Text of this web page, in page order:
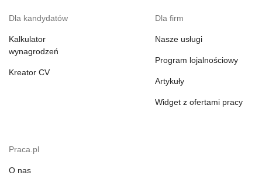
Dla kandydatów
Kalkulator
wynagrodzeń
Kreator CV
Dla firm
Nasze usługi
Program lojalnościowy
Artykuły
Widget z ofertami pracy
Praca.pl
O nas